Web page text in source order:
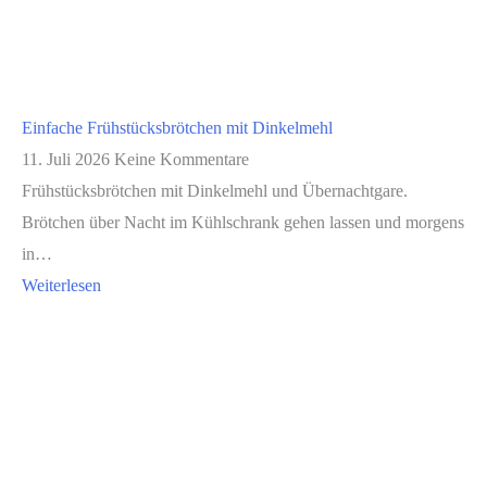
Einfache Frühstücksbrötchen mit Dinkelmehl
11. Juli 2026 Keine Kommentare
Frühstücksbrötchen mit Dinkelmehl und Übernachtgare.
Brötchen über Nacht im Kühlschrank gehen lassen und morgens
in…
Weiterlesen